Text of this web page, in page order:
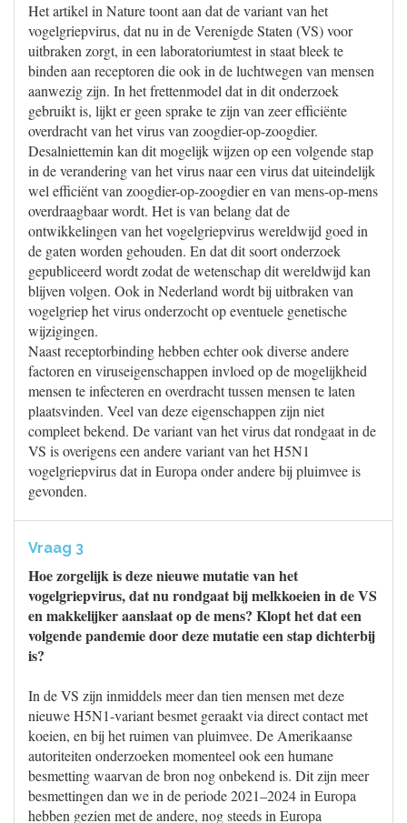
Het artikel in Nature toont aan dat de variant van het
vogelgriepvirus, dat nu in de Verenigde Staten (VS) voor
uitbraken zorgt, in een laboratoriumtest in staat bleek te
binden aan receptoren die ook in de luchtwegen van mensen
aanwezig zijn. In het frettenmodel dat in dit onderzoek
gebruikt is, lijkt er geen sprake te zijn van zeer efficiënte
overdracht van het virus van zoogdier-op-zoogdier.
Desalniettemin kan dit mogelijk wijzen op een volgende stap
in de verandering van het virus naar een virus dat uiteindelijk
wel efficiënt van zoogdier-op-zoogdier en van mens-op-mens
overdraagbaar wordt. Het is van belang dat de
ontwikkelingen van het vogelgriepvirus wereldwijd goed in
de gaten worden gehouden. En dat dit soort onderzoek
gepubliceerd wordt zodat de wetenschap dit wereldwijd kan
blijven volgen. Ook in Nederland wordt bij uitbraken van
vogelgriep het virus onderzocht op eventuele genetische
wijzigingen.
Naast receptorbinding hebben echter ook diverse andere
factoren en viruseigenschappen invloed op de mogelijkheid
mensen te infecteren en overdracht tussen mensen te laten
plaatsvinden. Veel van deze eigenschappen zijn niet
compleet bekend. De variant van het virus dat rondgaat in de
VS is overigens een andere variant van het H5N1
vogelgriepvirus dat in Europa onder andere bij pluimvee is
gevonden.
Vraag 3
Hoe zorgelijk is deze nieuwe mutatie van het
vogelgriepvirus, dat nu rondgaat bij melkkoeien in de VS
en makkelijker aanslaat op de mens? Klopt het dat een
volgende pandemie door deze mutatie een stap dichterbij
is?
In de VS zijn inmiddels meer dan tien mensen met deze
nieuwe H5N1-variant besmet geraakt via direct contact met
koeien, en bij het ruimen van pluimvee. De Amerikaanse
autoriteiten onderzoeken momenteel ook een humane
besmetting waarvan de bron nog onbekend is. Dit zijn meer
besmettingen dan we in de periode 2021–2024 in Europa
hebben gezien met de andere, nog steeds in Europa